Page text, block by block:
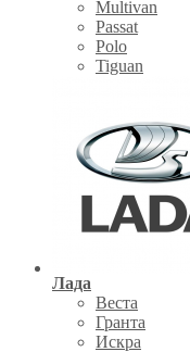
Multivan
Passat
Polo
Tiguan
Лада
Веста
Гранта
Искра